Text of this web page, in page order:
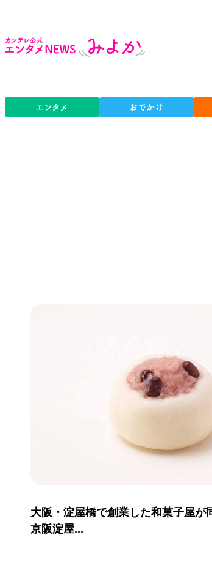
エンタメ おでかけ
大阪・淀屋橋で創業した和菓子屋が
京阪淀屋...